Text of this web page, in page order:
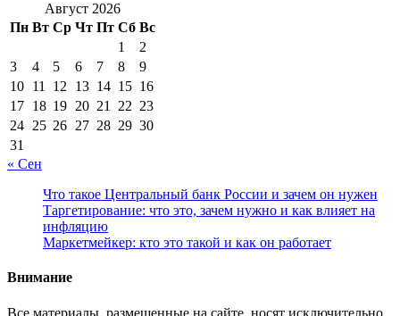
Август 2026
Пн Вт Ср Чт Пт Сб Вс
1
2
3
4 5 6 7 8
9
10 11 12 13 14 15 16
17 18 19 20 21 22 23
24 25 26 27 28 29 30
31
« Сен
Что такое Центральный банк России и зачем он нужен
Таргетирование: что это, зачем нужно и как влияет на
инфляцию
Маркетмейкер: кто это такой и как он работает
Внимание
Все материалы, размещенные на сайте, носят исключительно